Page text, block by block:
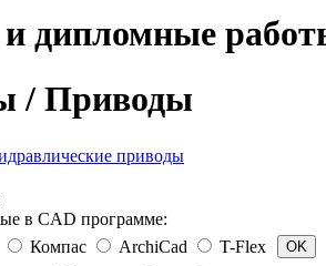
дипломные
/ Приводы
приводы
в CAD программе:
Компас ArchiCad
T-Flex